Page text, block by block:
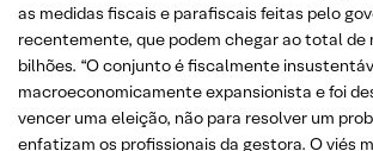
as medidas fiscais e parafiscais feitas pelo
recentemente, que podem chegar ao total de
bilhões. “O conjunto é fiscalmente
macroeconomicamente expansionista e foi
vencer uma eleição, não para resolver um
enfatizam os profissionais da gestora. O viés